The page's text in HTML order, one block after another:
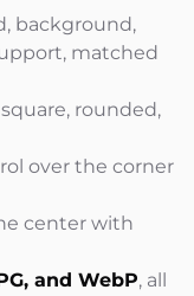
background,
matched
rounded,
over the corner
center with
and WebP, all